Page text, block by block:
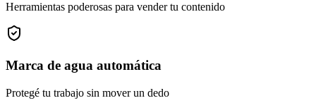
Herramientas poderosas para vender tu contenido
Marca de agua automática
Protegé tu trabajo sin mover un dedo